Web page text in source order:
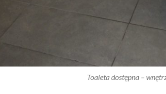
Toaleta dostępna –